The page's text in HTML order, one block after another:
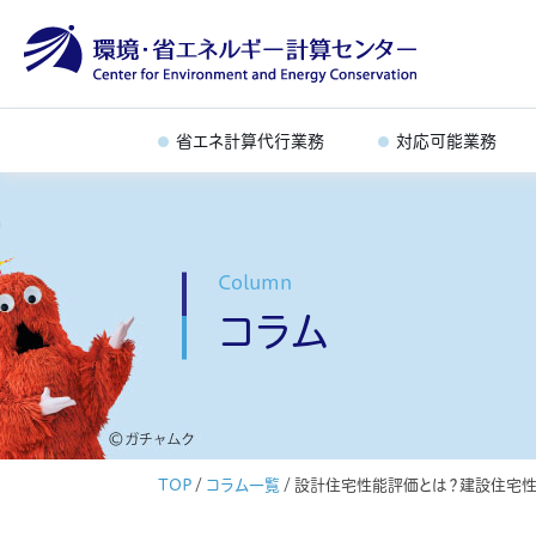
省エネ計算代行業務 対応可能業務
Column
コラム
TOP / コラム一覧 /設計住宅性能評価とは？建設住宅